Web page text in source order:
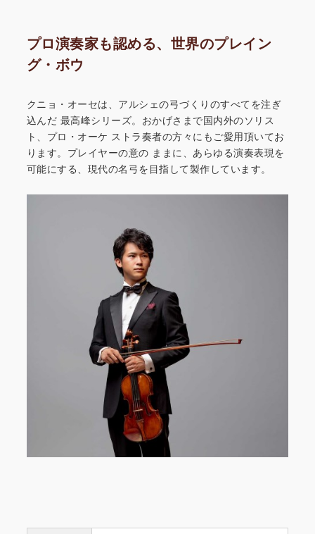
プロ演奏家も認める、世界のプレイン
グ・ボウ
クニョ・オーセは、アルシェの弓づくりのすべてを注ぎ
込んだ 最高峰シリーズ。おかげさまで国内外のソリス
ト、プロ・オーケ ストラ奏者の方々にもご愛用頂いてお
ります。プレイヤーの意の ままに、あらゆる演奏表現を
可能にする、現代の名弓を目指して製作しています。